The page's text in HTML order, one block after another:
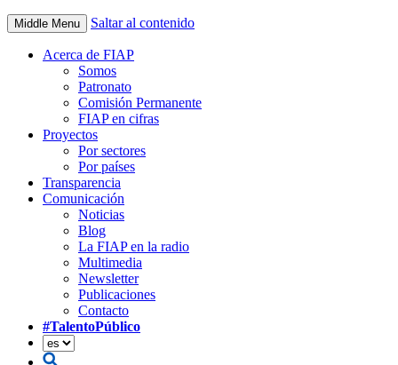
Middle Menu Saltar al contenido
Acerca de FIAP
Somos
Patronato
Comisión Permanente
FIAP en cifras
Proyectos
Por sectores
Por países
Transparencia
Comunicación
Noticias
Blog
La FIAP en la radio
Multimedia
Newsletter
Publicaciones
Contacto
#TalentoPúblico